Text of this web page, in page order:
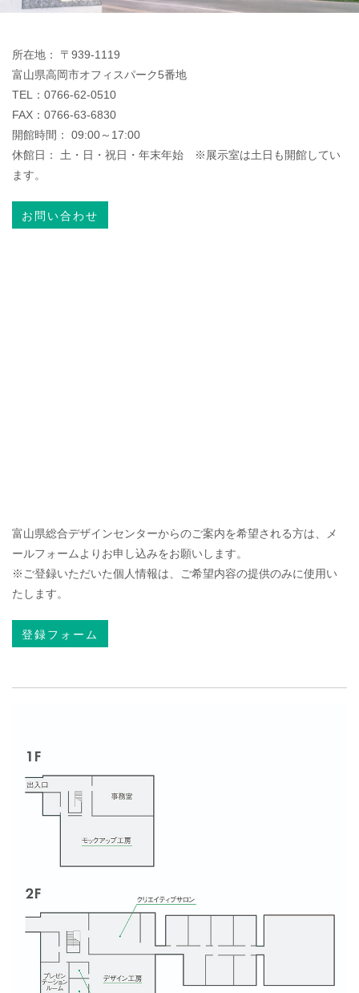
所在地： 〒939-1119
富山県高岡市オフィスパーク5番地
TEL：0766-62-0510
FAX：0766-63-6830
開館時間： 09:00～17:00
休館日： 土・日・祝日・年末年始 ※展示室は土日も開館してい
ます。
お問い合わせ
富山県総合デザインセンターからのご案内を希望される方は、メ
ールフォームよりお申し込みをお願いします。
※ご登録いただいた個人情報は、ご希望内容の提供のみに使用い
たします。
登録フォーム